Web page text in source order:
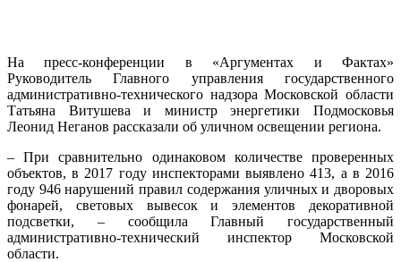
На пресс-конференции в «Аргументах и Фактах»
Руководитель Главного управления государственного
административно-технического надзора Московской области
Татьяна Витушева и министр энергетики Подмосковья
Леонид Неганов рассказали об уличном освещении региона.
– При сравнительно одинаковом количестве проверенных
объектов, в 2017 году инспекторами выявлено 413, а в 2016
году 946 нарушений правил содержания уличных и дворовых
фонарей, световых вывесок и элементов декоративной
подсветки, – сообщила Главный государственный
административно-технический инспектор Московской
области.